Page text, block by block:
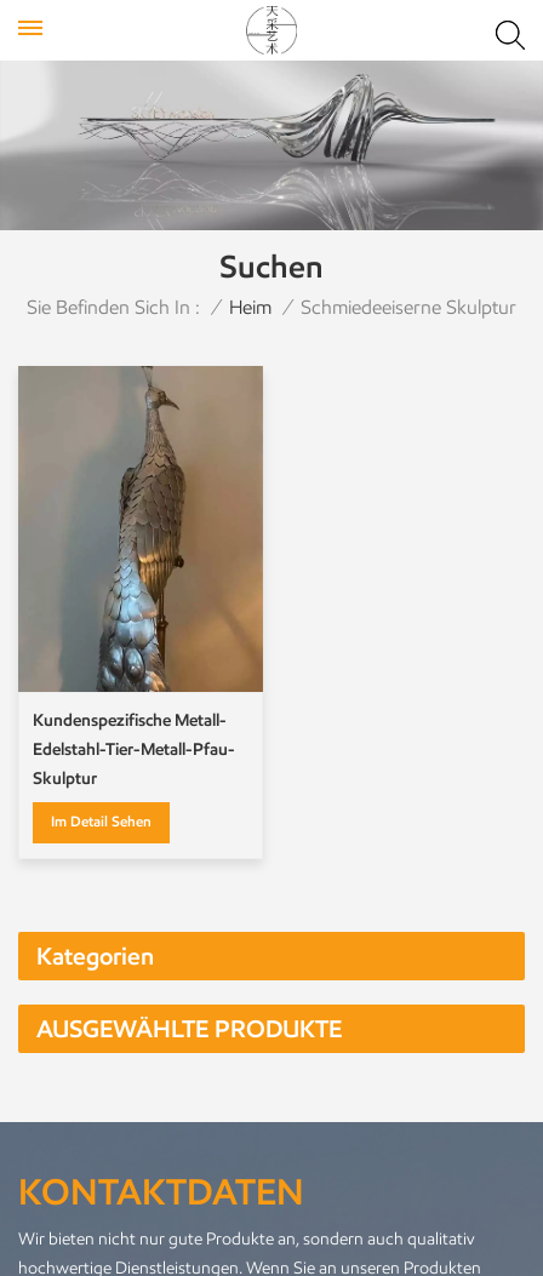
Suchen
Sie Befinden Sich In : / Heim / Schmiedeeiserne Skulptur
Kundenspezifische Metall-
Edelstahl-Tier-Metall-Pfau-
Skulptur
Im Detail Sehen
Kategorien
AUSGEWÄHLTE PRODUKTE
KONTAKTDATEN
Wir bieten nicht nur gute Produkte an, sondern auch qualitativ
hochwertige Dienstleistungen. Wenn Sie an unseren Produkten